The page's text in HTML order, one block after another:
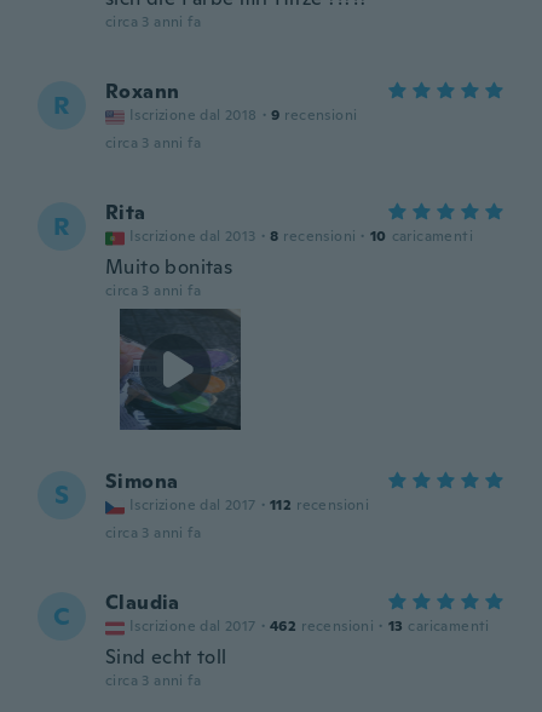
circa 3 anni fa
R Roxann
Iscrizione dal 2018 · 9 recensioni
circa 3 anni fa
R Rita
Iscrizione dal 2013 · 8 recensioni · 10 caricamenti
Muito bonitas
circa 3 anni fa
S Simona
Iscrizione dal 2017 · 112 recensioni
circa 3 anni fa
C Claudia
Iscrizione dal 2017 · 462 recensioni · 13 caricamenti
Sind echt toll
circa 3 anni fa